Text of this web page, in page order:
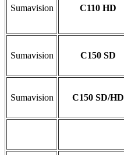
Sumavision C110 HD
Sumavision C150 SD
Sumavision C150 SD/HD